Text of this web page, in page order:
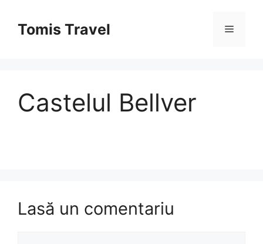
conținutTomis Travel Meniu
Castelul Bellver
Lasă un comentariu